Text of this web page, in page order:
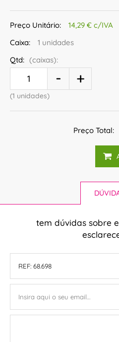
Preço Unitário:
14,29 € c/IVA
Caixa:
1 unidades
Qtd: (caixas):
(1 unidades)
Preço Total:
tem dúvidas sobre